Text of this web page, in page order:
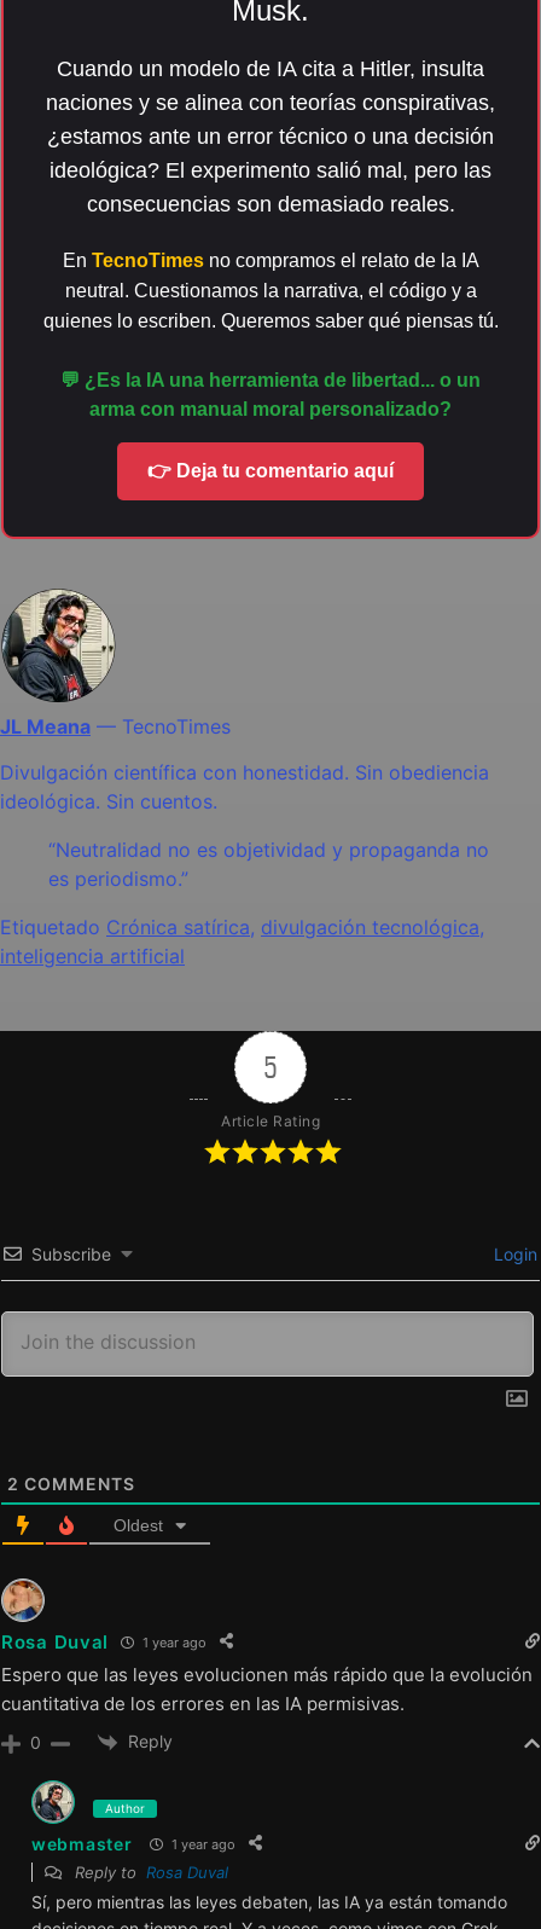
Musk.
Cuando un modelo de IA cita a Hitler, insulta
naciones y se alinea con teorías conspirativas,
¿estamos ante un error técnico o una decisión
ideológica? El experimento salió mal, pero las
consecuencias son demasiado reales.
En TecnoTimesno compramos el relato de la IA
neutral. Cuestionamos la narrativa, el código y a
quienes lo escriben. Queremos saber qué piensas tú.
💬 ¿Es la IA una herramienta de libertad... o un
arma con manual moral personalizado?
👉 Deja tu comentario aquí
JL Meana — TecnoTimes
Divulgación científica con honestidad. Sin obediencia
ideológica. Sin cuentos.
“Neutralidad no es objetividad y propaganda no
es periodismo.”
Etiquetado Crónica satírica, divulgación tecnológica,
inteligencia artificial
5
Article Rating
Subscribe Login
2 COMMENTS
Oldest
Rosa Duval 1 year ago
Espero que las leyes evolucionen más rápido que la evolución
cuantitativa de los errores en las IA permisivas.
0 Reply
Author
webmaster 1 year ago
Reply to Rosa Duval
Sí, pero mientras las leyes debaten, las IA ya están tomando